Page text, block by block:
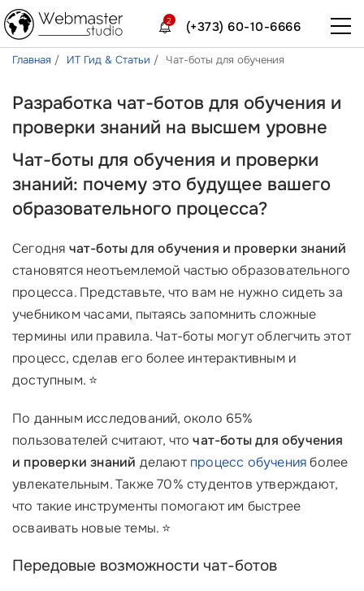
(+373) 60-10-6666
2
Главная ИТ Гид & Статьи Чат-боты для обучения
Разработка чат-ботов для обучения и
проверки знаний на высшем уровне
Чат-боты для обучения и проверки
знаний: почему это будущее вашего
образовательного процесса?
Сегодня чат-боты для обучения и проверки знаний
становятся неотъемлемой частью образовательного
процесса. Представьте, что вам не нужно сидеть за
учебником часами, пытаясь запомнить сложные
термины или правила. Чат-боты могут облегчить этот
процесс, сделав его более интерактивным и
доступным. ⭐
По данным исследований, около 65%
пользователей считают, чточат-боты для обучения
и проверки знаний делаютпроцесс обученияболее
увлекательным. Также 70% студентов утверждают,
что такие инструменты помогают им быстрее
осваивать новые темы. ⭐
Передовые возможности чат-ботов